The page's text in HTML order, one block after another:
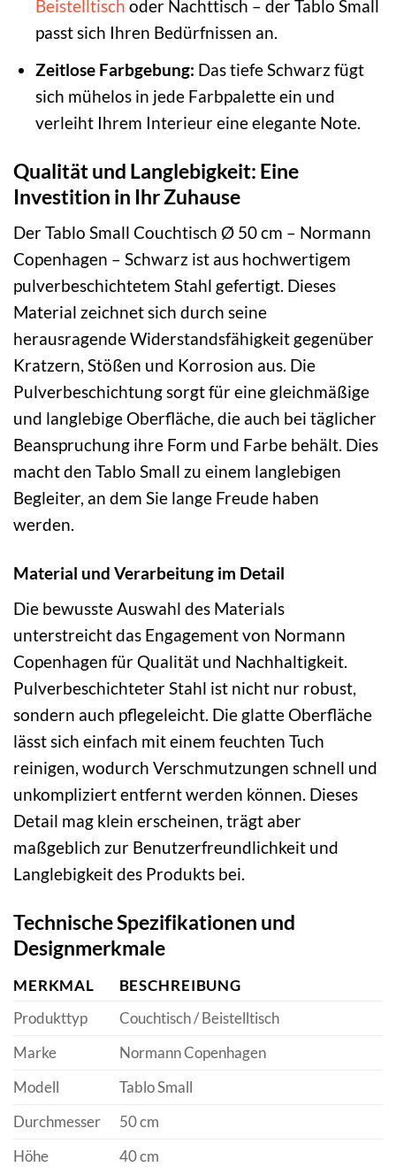
Beistelltisch oder Nachttisch – der Tablo Small
passt sich Ihren Bedürfnissen an.
Zeitlose Farbgebung: Das tiefe Schwarz fügt
sich mühelos in jede Farbpalette ein und
verleiht Ihrem Interieur eine elegante Note.
Qualität und Langlebigkeit: Eine
Investition in Ihr Zuhause
Der Tablo Small Couchtisch Ø 50 cm – Normann
Copenhagen – Schwarz ist aus hochwertigem
pulverbeschichtetem Stahl gefertigt. Dieses
Material zeichnet sich durch seine
herausragende Widerstandsfähigkeit gegenüber
Kratzern, Stößen und Korrosion aus. Die
Pulverbeschichtung sorgt für eine gleichmäßige
und langlebige Oberfläche, die auch bei täglicher
Beanspruchung ihre Form und Farbe behält. Dies
macht den Tablo Small zu einem langlebigen
Begleiter, an dem Sie lange Freude haben
werden.
Material und Verarbeitung im Detail
Die bewusste Auswahl des Materials
unterstreicht das Engagement von Normann
Copenhagen für Qualität und Nachhaltigkeit.
Pulverbeschichteter Stahl ist nicht nur robust,
sondern auch pflegeleicht. Die glatte Oberfläche
lässt sich einfach mit einem feuchten Tuch
reinigen, wodurch Verschmutzungen schnell und
unkompliziert entfernt werden können. Dieses
Detail mag klein erscheinen, trägt aber
maßgeblich zur Benutzerfreundlichkeit und
Langlebigkeit des Produkts bei.
Technische Spezifikationen und
Designmerkmale
MERKMAL
BESCHREIBUNG
Produkttyp
Couchtisch / Beistelltisch
Marke
Normann Copenhagen
Modell
Tablo Small
Durchmesser
50 cm
Höhe
40 cm